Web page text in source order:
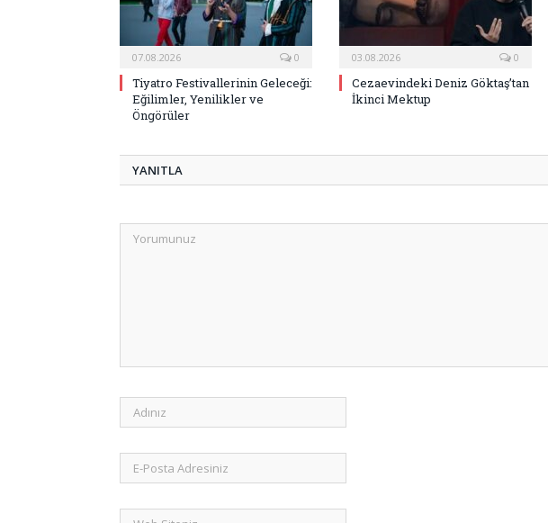
07.08.2026 0
Tiyatro Festivallerinin Geleceği:
Eğilimler, Yenilikler ve
Öngörüler
03.08.2026 0
Cezaevindeki Deniz Göktaş’tan
İkinci Mektup
YANITLA